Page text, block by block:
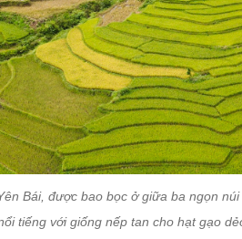
Bái, được bao bọc ở giữa ba ngọn
tiếng với giống nếp tan cho hạt gạo